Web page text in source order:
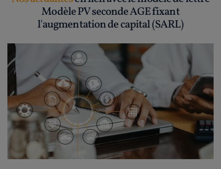
Modèle PV seconde AGE fixant
l'augmentation de capital (SARL)